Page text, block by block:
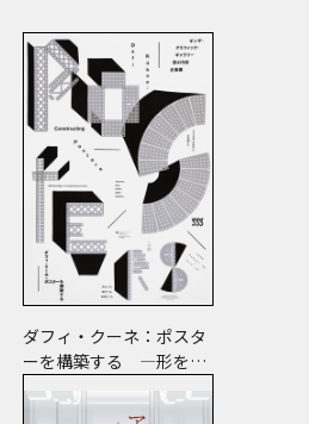
ダフィ・クーネ：ポスタ
ーを構築する ―形をつ
くる、版をつくる、表現
をつくる―